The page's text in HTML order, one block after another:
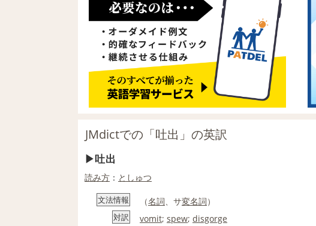
JMdictでの「吐出」の英訳
吐出
読み方 ： としゅつ
文法情報 （名詞、サ変名詞）
対訳 vomit; spew; disgorge